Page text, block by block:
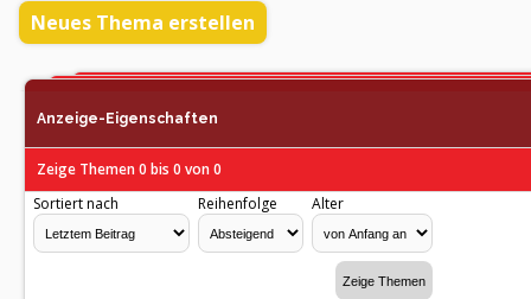
Neues Thema erstellen
Anzeige-Eigenschaften
Zeige Themen 0 bis 0 von 0
Sortiert nach
Reihenfolge Alter